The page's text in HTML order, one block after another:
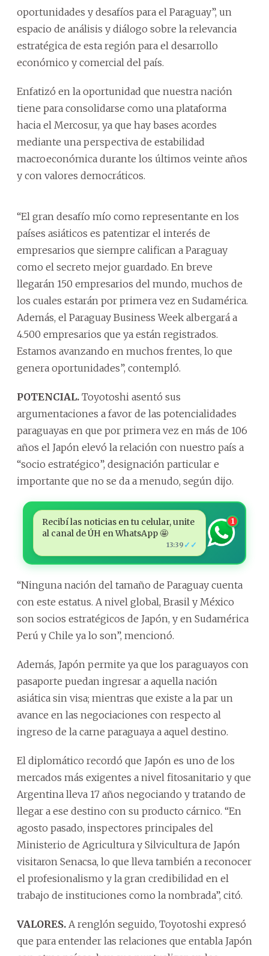
oportunidades y desafíos para el Paraguay”, un
espacio de análisis y diálogo sobre la relevancia
estratégica de esta región para el desarrollo
económico y comercial del país.
Enfatizó en la oportunidad que nuestra nación
tiene para consolidarse como una plataforma
hacia el Mercosur, ya que hay bases acordes
mediante una perspectiva de estabilidad
macroeconómica durante los últimos veinte años
y con valores democráticos.
“El gran desafío mío como representante en los
países asiáticos es patentizar el interés de
empresarios que siempre califican a Paraguay
como el secreto mejor guardado. En breve
llegarán 150 empresarios del mundo, muchos de
los cuales estarán por primera vez en Sudamérica.
Además, el Paraguay Business Week albergará a
4.500 empresarios que ya están registrados.
Estamos avanzando en muchos frentes, lo que
genera oportunidades”, contempló.
POTENCIAL. Toyotoshi asentó sus
argumentaciones a favor de las potencialidades
paraguayas en que por primera vez en más de 106
años el Japón elevó la relación con nuestro país a
“socio estratégico”, designación particular e
importante que no se da a menudo, según dijo.
Recibí las noticias en tu celular, unite
al canal de ÚH en WhatsApp 🤩
13:39 ✓✓
1
“Ninguna nación del tamaño de Paraguay cuenta
con este estatus. A nivel global, Brasil y México
son socios estratégicos de Japón, y en Sudamérica
Perú y Chile ya lo son”, mencionó.
Además, Japón permite ya que los paraguayos con
pasaporte puedan ingresar a aquella nación
asiática sin visa; mientras que existe a la par un
avance en las negociaciones con respecto al
ingreso de la carne paraguaya a aquel destino.
El diplomático recordó que Japón es uno de los
mercados más exigentes a nivel fitosanitario y que
Argentina lleva 17 años negociando y tratando de
llegar a ese destino con su producto cárnico. “En
agosto pasado, inspectores principales del
Ministerio de Agricultura y Silvicultura de Japón
visitaron Senacsa, lo que lleva también a reconocer
el profesionalismo y la gran credibilidad en el
trabajo de instituciones como la nombrada”, citó.
VALORES. A renglón seguido, Toyotoshi expresó
que para entender las relaciones que entabla Japón